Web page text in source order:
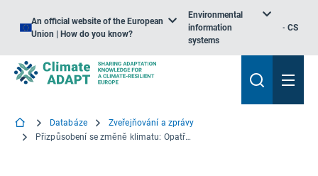
An official website of the European
Union | How do you know?
Environmental
information
systems
CS
Databáze
Zveřejňování a zprávy
Přizpůsobení se změně klimatu: Opatření na místní úrovni